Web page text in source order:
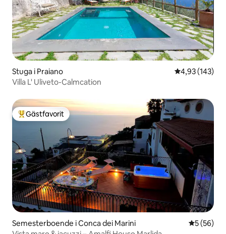
Stuga i Praiano 4,93 av 5 i
4,93 (143)
Villa L' Uliveto-Calmcation
Populär gästfavorit
Gästfavorit
Semesterboende i Conca dei Marini 5 av 5 i
5 (56)